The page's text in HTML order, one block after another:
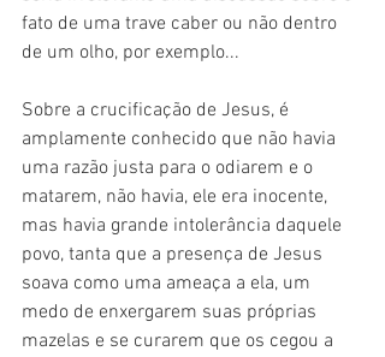
fato de uma trave caber ou não dentro
de um olho, por exemplo...
Sobre a crucificação de Jesus, é
amplamente conhecido que não havia
uma razão justa para o odiarem e o
matarem, não havia, ele era inocente,
mas havia grande intolerância daquele
povo, tanta que a presença de Jesus
soava como uma ameaça a ela, um
medo de enxergarem suas próprias
mazelas e se curarem que os cegou a